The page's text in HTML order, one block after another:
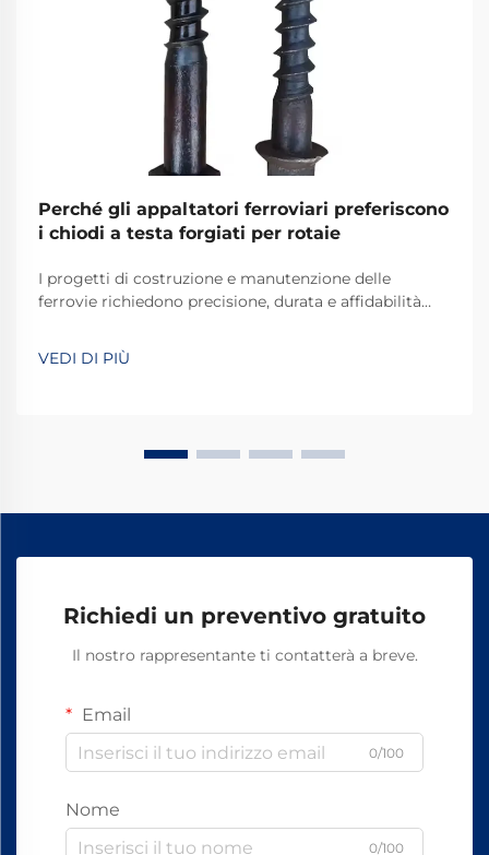
Perché gli appaltatori ferroviari preferiscono
i chiodi a testa forgiati per rotaie
I progetti di costruzione e manutenzione delle
ferrovie richiedono precisione, durata e affidabilità
elementi di fissaggio fondamentali che assicurano i
binari alle traverse ferroviarie, i chiodi a cane per
VEDI DI PIÙ
Richiedi un preventivo gratuito
Il nostro rappresentante ti contatterà a breve.
Email
0/100
Nome
0/100